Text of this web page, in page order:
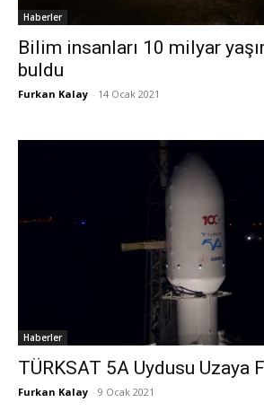
Haberler
Bilim insanları 10 milyar
buldu
Furkan Kalay - 14 Ocak 2021
Haberler
TÜRKSAT 5A Uydusu Uzaya
Furkan Kalay - 9 Ocak 2021